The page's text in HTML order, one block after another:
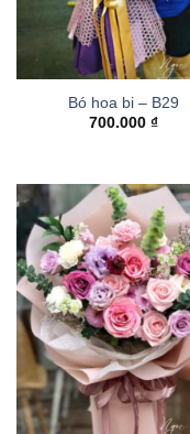
Bó hoa bi – B29
700.000 ₫